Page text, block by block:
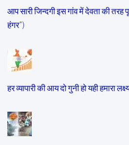
आप सारी जिन्दगी इस गांव में देवता की
हंगर”)
हर व्यापारी की आय दो गुनी हो यही हमारा